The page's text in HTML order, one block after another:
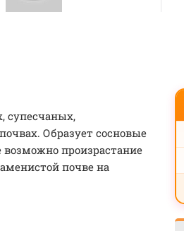
супесчаных,
Образует сосновые
произрастание
почве на